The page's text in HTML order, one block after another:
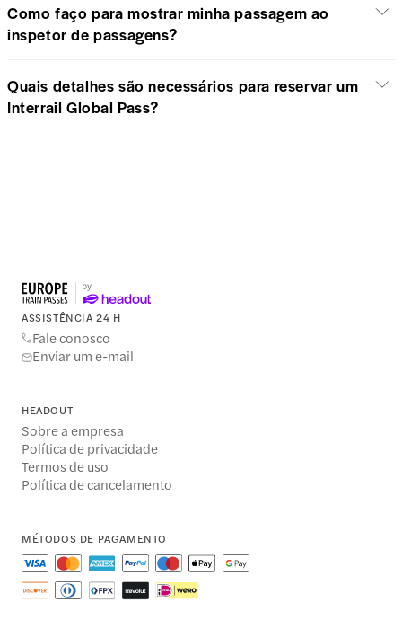
Como faço para mostrar minha passagem ao
inspetor de passagens?
Quais detalhes são necessários para reservar um
Interrail Global Pass?
ASSISTÊNCIA 24 H
Fale conosco
Enviar um e-mail
HEADOUT
Sobre a empresa
Política de privacidade
Termos de uso
Política de cancelamento
MÉTODOS DE PAGAMENTO